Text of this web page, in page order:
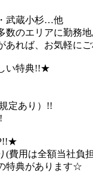
武蔵小杉…他
数のエリアに勤務地
あれば、お気軽に
い特典!!★
定あり）!!
(費用は全額当社負
特典があります☆